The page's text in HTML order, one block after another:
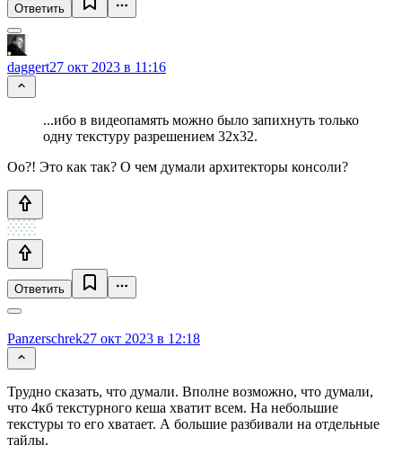
Ответить
daggert27 окт 2023 в 11:16
...ибо в видеопамять можно было запихнуть только
одну текстуру разрешением 32x32.
Оо?! Это как так? О чем думали архитекторы консоли?
Ответить
Panzerschrek27 окт 2023 в 12:18
Трудно сказать, что думали. Вполне возможно, что думали,
что 4кб текстурного кеша хватит всем. На небольшие
текстуры то его хватает. А большие разбивали на отдельные
тайлы.